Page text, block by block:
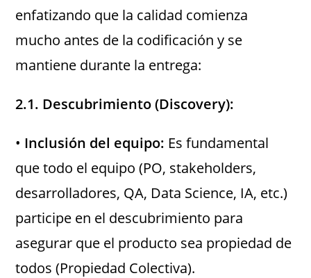
enfatizando que la calidad comienza
mucho antes de la codificación y se
mantiene durante la entrega:
2.1. Descubrimiento (Discovery):
• Inclusión del equipo: Es fundamental
que todo el equipo (PO, stakeholders,
desarrolladores, QA, Data Science, IA, etc.)
participe en el descubrimiento para
asegurar que el producto sea propiedad de
todos (Propiedad Colectiva).